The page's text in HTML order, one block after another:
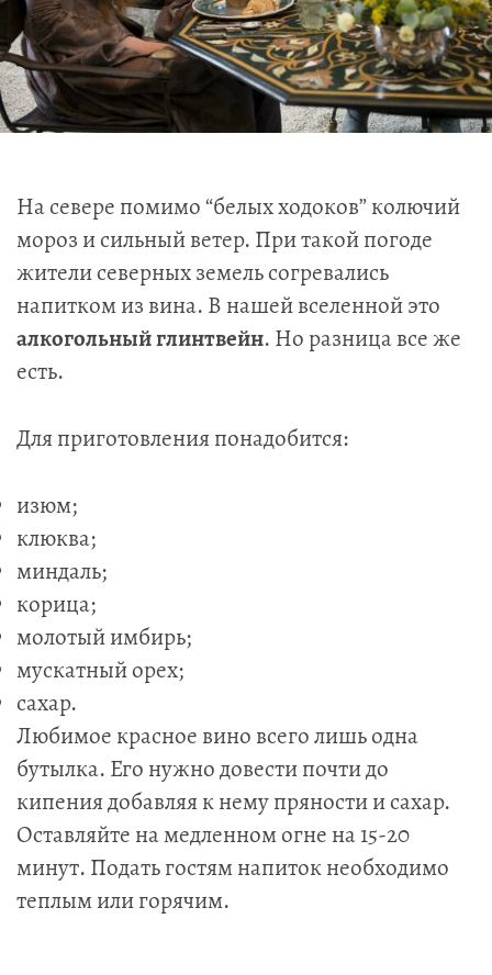
На севере помимо “белых ходоков” колючий
мороз и сильный ветер. При такой погоде
жители северных земель согревались
напитком из вина. В нашей вселенной это
алкогольный глинтвейн. Но разница все же
есть.
Для приготовления понадобится:
изюм;
клюква;
миндаль;
корица;
молотый имбирь;
мускатный орех;
сахар.
Любимое красное вино всего лишь одна
бутылка. Его нужно довести почти до
кипения добавляя к нему пряности и сахар.
Оставляйте на медленном огне на 15-20
минут. Подать гостям напиток необходимо
теплым или горячим.